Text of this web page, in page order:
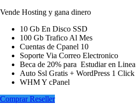
Vende Hosting y gana dinero
10 Gb En Disco SSD
100 Gb Trafico Al Mes
Cuentas de Cpanel 10
Soporte Via Correo Electronico
Beca de 20% para Estudiar en Linea
Auto Ssl Gratis + WordPress 1 Click
WHM Y cPanel
Comprar Reseller